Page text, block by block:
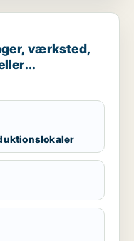
værksted,
i Nordsjælland,